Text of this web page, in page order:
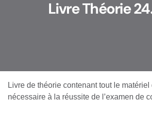
Livre Théorie
Livre de théorie contenant tout le matériel
nécessaire à la réussite de l’examen de